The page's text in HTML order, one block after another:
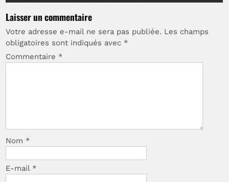
Laisser un commentaire
Votre adresse e-mail ne sera pas publiée. Les champs
obligatoires sont indiqués avec *
Commentaire *
Nom *
E-mail *